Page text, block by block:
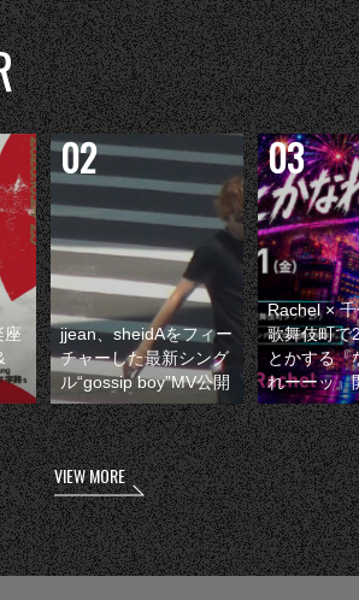
座
jjean、sheidAをフィー
チャーした最新シング
ル“gossip boy”MV公開
Rachel ×
歌舞伎町で
とかする『
れーーッ』
VIEW MORE